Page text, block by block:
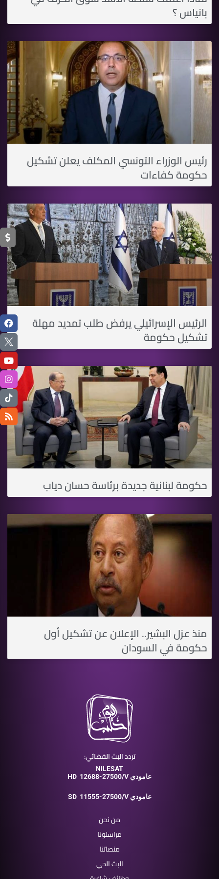
بانياس ؟
رئيس الوزراء التونسي المكلف يعلن تشكيل
حكومة كفاءات
الرئيس الإسرائيلي يرفض طلب تمديد مهلة
تشكيل حكومة
حكومة لبنانية جديدة برئاسة حسان دياب
منذ عزل البشير.. الإعلان عن تشكيل أول
حكومة في السودان
تردد البث الفضائي:
NILESAT
HD
12688-27500/V عامودي
SD 11555-27500/V عامودي
من نحن
مراسلونا
منصاتنا
البث الحي